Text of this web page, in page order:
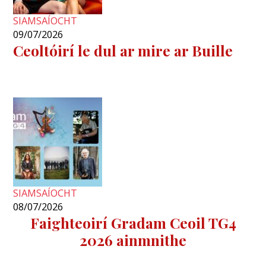
SIAMSAÍOCHT
09/07/2026
Ceoltóirí le dul ar mire ar Buille
SIAMSAÍOCHT
08/07/2026
Faighteoirí Gradam Ceoil TG4
2026 ainmnithe